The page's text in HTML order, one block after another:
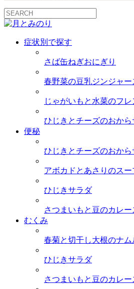
症状別で探す
さば缶ねぎおにぎり
春野菜の豆乳ジンジャー
じゃがいもと水菜のフ
ひじきとチーズのおから
便秘
ひじきとチーズのおから
アボカドとあさりのスー
ひじきサラダ
さつまいもと豆のカレ
むくみ
春菊と切干し大根のナム
ひじきサラダ
さつまいもと豆のカレ